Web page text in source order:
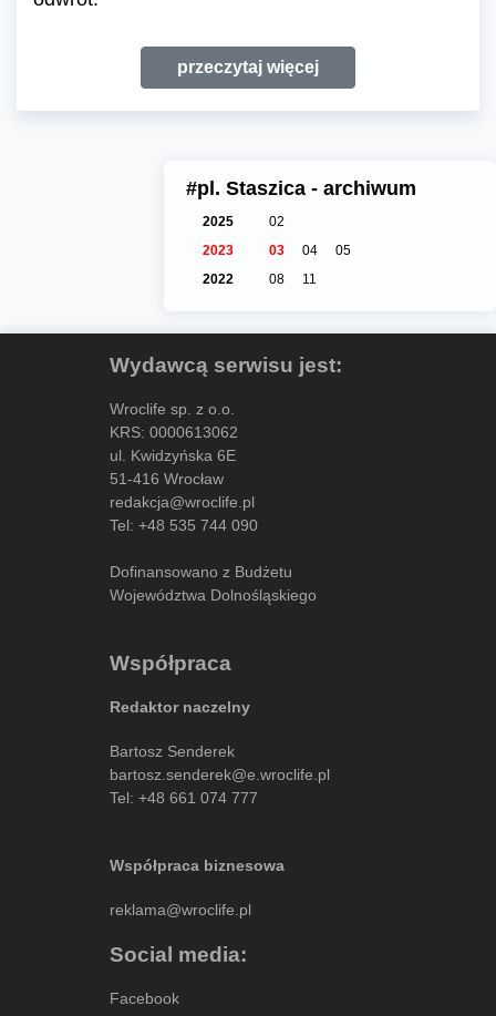
przeczytaj więcej
#pl. Staszica - archiwum
2025
02
2023
03 04
05
2022
08 11
Wydawcą serwisu jest:
Wroclife sp. z o.o.
KRS: 0000613062
ul. Kwidzyńska 6E
51-416 Wrocław
redakcja@wroclife.pl
Tel: +48 535 744 090
Dofinansowano z Budżetu
Województwa Dolnośląskiego
Współpraca
Redaktor naczelny
Bartosz Senderek
bartosz.senderek@e.wroclife.pl
Tel: +48 661 074 777
Współpraca biznesowa
reklama@wroclife.pl
Social media:
Facebook